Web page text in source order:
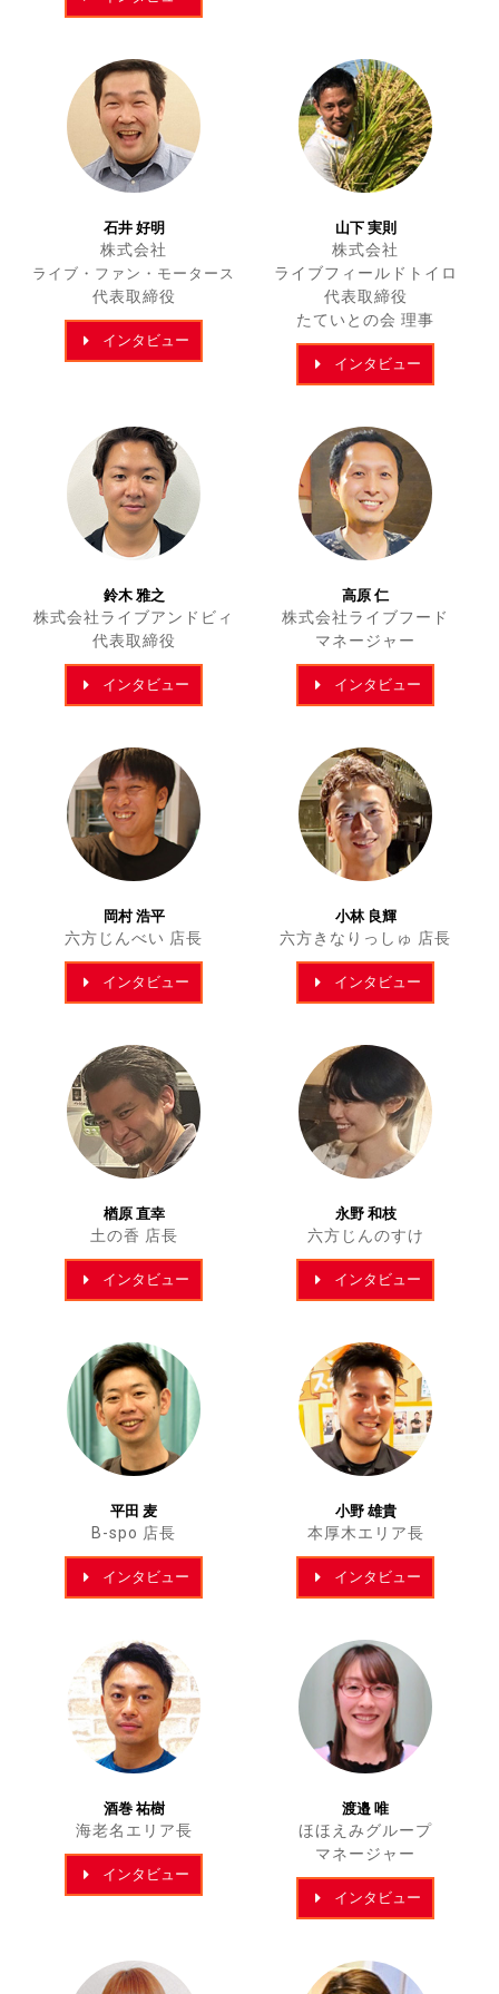
石井 好明
株式会社
ライブ・ファン・モータース
代表取締役
インタビュー
山下 実則
株式会社
ライブフィールドトイロ
代表取締役
たていとの会 理事
インタビュー
鈴木 雅之
株式会社ライブアンドビィ
代表取締役
インタビュー
高原 仁
株式会社ライブフード
マネージャー
インタビュー
岡村 浩平
六方じんべい 店長
インタビュー
小林 良輝
六方きなりっしゅ 店長
インタビュー
楢原 直幸
土の香 店長
インタビュー
永野 和枝
六方じんのすけ
インタビュー
平田 麦
B-spo 店長
インタビュー
小野 雄貴
本厚木エリア長
インタビュー
酒巻 祐樹
海老名エリア長
インタビュー
渡邉 唯
ほほえみグループ
マネージャー
インタビュー